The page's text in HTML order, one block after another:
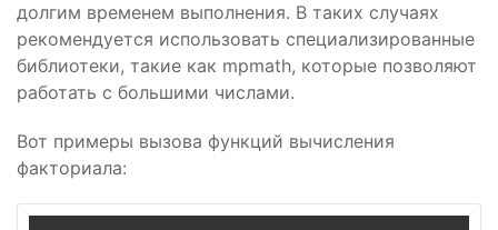
долгим временем выполнения. В таких случаях
рекомендуется использовать специализированные
библиотеки, такие как mpmath, которые позволяют
работать с большими числами.
Вот примеры вызова функций вычисления
факториала: